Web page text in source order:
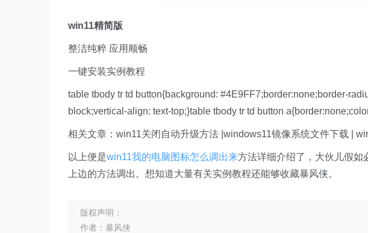
win11精简版
整洁纯粹 应用顺畅
一键安装实例教程
table tbody tr td button{background: #4E9FF7;border:none;border-
block;vertical-align: text-top;}table tbody tr td button
相关文章：win11关闭自动升级方法 |windows11镜像系统文件下载 |
以上便是win11我的电脑图标怎么调出来方法详细介绍了，大伙儿假如
上边的方法调出。想知道大量有关实例教程还能够收藏暴风侠。
版权声明：
作者：暴风侠